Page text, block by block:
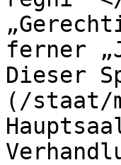
ferner
Dieser
(/staat/